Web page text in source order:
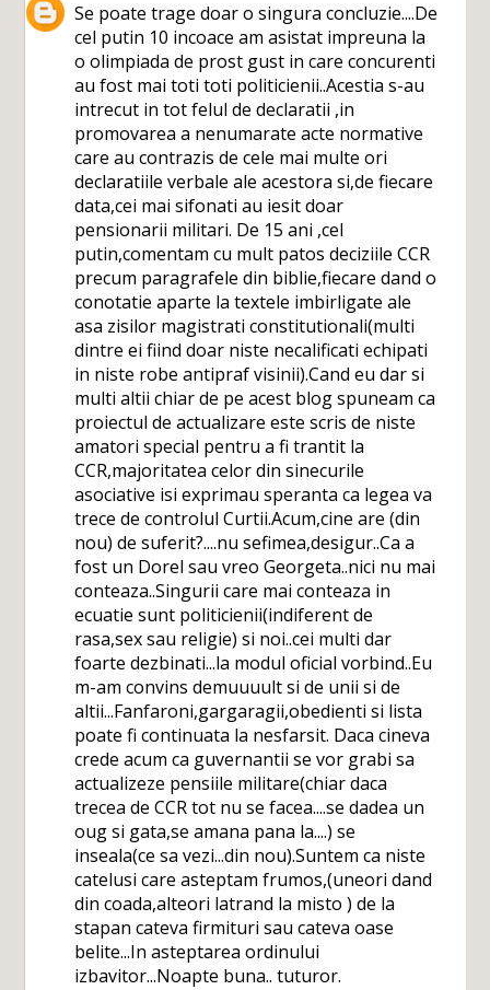
Se poate trage doar o singura concluzie....De
cel putin 10 incoace am asistat impreuna la
o olimpiada de prost gust in care concurenti
au fost mai toti toti politicienii..Acestia s-au
intrecut in tot felul de declaratii ,in
promovarea a nenumarate acte normative
care au contrazis de cele mai multe ori
declaratiile verbale ale acestora si,de fiecare
data,cei mai sifonati au iesit doar
pensionarii militari. De 15 ani ,cel
putin,comentam cu mult patos deciziile CCR
precum paragrafele din biblie,fiecare dand o
conotatie aparte la textele imbirligate ale
asa zisilor magistrati constitutionali(multi
dintre ei fiind doar niste necalificati echipati
in niste robe antipraf visinii).Cand eu dar si
multi altii chiar de pe acest blog spuneam ca
proiectul de actualizare este scris de niste
amatori special pentru a fi trantit la
CCR,majoritatea celor din sinecurile
asociative isi exprimau speranta ca legea va
trece de controlul Curtii.Acum,cine are (din
nou) de suferit?....nu sefimea,desigur..Ca a
fost un Dorel sau vreo Georgeta..nici nu mai
conteaza..Singurii care mai conteaza in
ecuatie sunt politicienii(indiferent de
rasa,sex sau religie) si noi..cei multi dar
foarte dezbinati...la modul oficial vorbind..Eu
m-am convins demuuuult si de unii si de
altii...Fanfaroni,gargaragii,obedienti si lista
poate fi continuata la nesfarsit. Daca cineva
crede acum ca guvernantii se vor grabi sa
actualizeze pensiile militare(chiar daca
trecea de CCR tot nu se facea....se dadea un
oug si gata,se amana pana la....) se
inseala(ce sa vezi...din nou).Suntem ca niste
catelusi care asteptam frumos,(uneori dand
din coada,alteori latrand la misto ) de la
stapan cateva firmituri sau cateva oase
belite...In asteptarea ordinului
izbavitor...Noapte buna.. tuturor.